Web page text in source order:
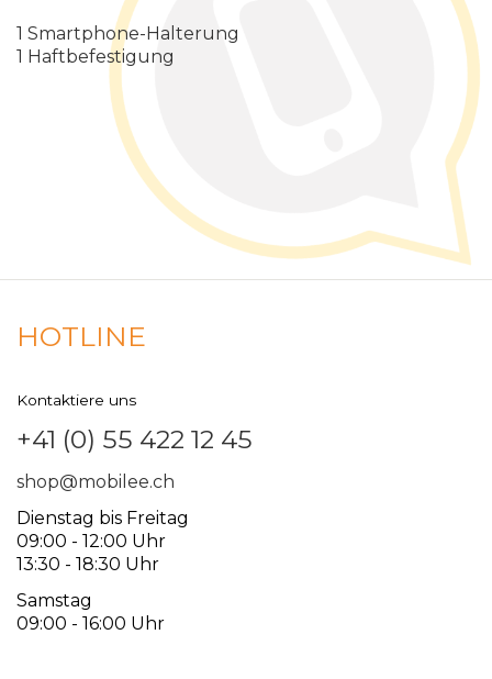
1 Smartphone-Halterung
1 Haftbefestigung
HOTLINE
Kontaktiere uns
+41 (0) 55 422 12 45
shop@mobilee.ch
Dienstag bis Freitag
09:00 - 12:00 Uhr
13:30 - 18:30 Uhr
Samstag
09:00 - 16:00 Uhr